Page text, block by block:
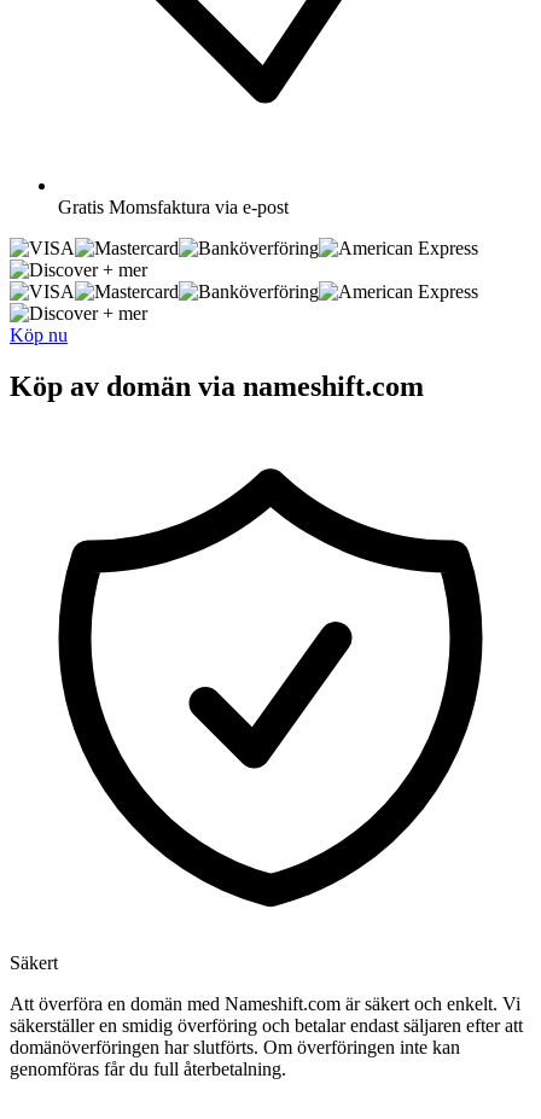
Gratis Momsfaktura via e-post
+ mer
+ mer
Köp nu
Köp av domän via nameshift.com
Säkert
Att överföra en domän med Nameshift.com är säkert och enkelt. Vi
säkerställer en smidig överföring och betalar endast säljaren efter att
domänöverföringen har slutförts. Om överföringen inte kan
genomföras får du full återbetalning.